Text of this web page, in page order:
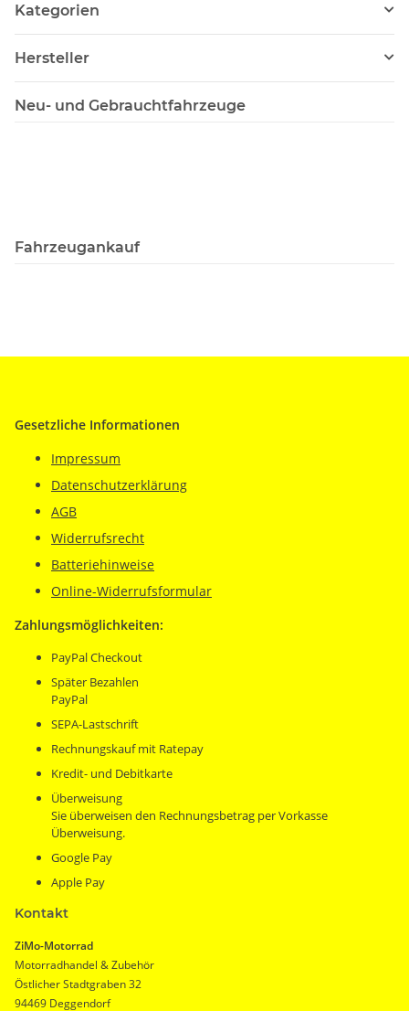
Kategorien
Hersteller
Neu- und Gebrauchtfahrzeuge
Fahrzeugankauf
Gesetzliche Informationen
Impressum
Datenschutzerklärung
AGB
Widerrufsrecht
Batteriehinweise
Online-Widerrufsformular
Zahlungsmöglichkeiten:
PayPal Checkout
Später Bezahlen
PayPal
SEPA-Lastschrift
Rechnungskauf mit Ratepay
Kredit- und Debitkarte
Überweisung
Sie überweisen den Rechnungsbetrag per Vorkasse
Überweisung.
Google Pay
Apple Pay
Kontakt
ZiMo-Motorrad
Motorradhandel & Zubehör
Östlicher Stadtgraben 32
94469 Deggendorf